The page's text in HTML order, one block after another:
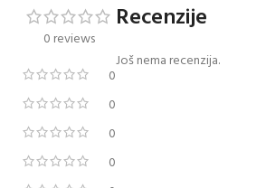
0 reviews
0
0
0
0
Recenzije
Još nema recenzija.